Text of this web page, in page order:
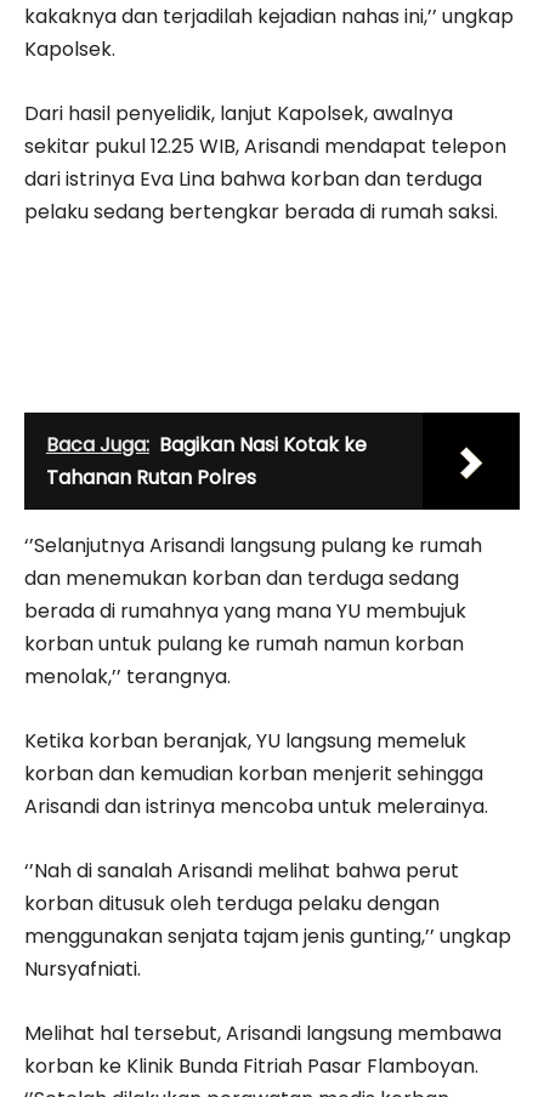
kakaknya dan terjadilah kejadian nahas ini,’’ ungkap
Kapolsek.
Dari hasil penyelidik, lanjut Kapolsek, awalnya
sekitar pukul 12.25 WIB, Arisandi mendapat telepon
dari istrinya Eva Lina bahwa korban dan terduga
pelaku sedang bertengkar berada di rumah saksi.
Baca Juga: Bagikan Nasi Kotak ke
Tahanan Rutan Polres
‘’Selanjutnya Arisandi langsung pulang ke rumah
dan menemukan korban dan terduga sedang
berada di rumahnya yang mana YU membujuk
korban untuk pulang ke rumah namun korban
menolak,’’ terangnya.
Ketika korban beranjak, YU langsung memeluk
korban dan kemudian korban menjerit sehingga
Arisandi dan istrinya mencoba untuk melerainya.
‘’Nah di sanalah Arisandi melihat bahwa perut
korban ditusuk oleh terduga pelaku dengan
menggunakan senjata tajam jenis gunting,’’ ungkap
Nursyafniati.
Melihat hal tersebut, Arisandi langsung membawa
korban ke Klinik Bunda Fitriah Pasar Flamboyan.